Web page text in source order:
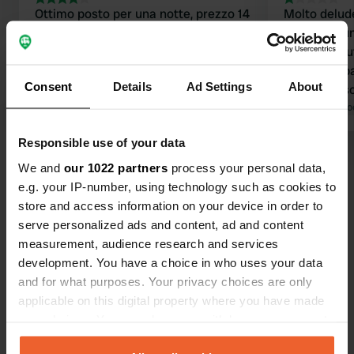
Consent Details Ad Settings About
Responsible use of your data
We and our 1022 partners process your personal data,
e.g. your IP-number, using technology such as cookies to
store and access information on your device in order to
serve personalized ads and content, ad and content
measurement, audience research and services
development. You have a choice in who uses your data
and for what purposes. Your privacy choices are only
applicable on this digital property where you have made
any time from the Cookie Declaration or by clicking on
Ottimo posto per una notte, prezzo 14
rumorosa, ma lo si sa già
parcheggiando lì; di notte è
Tradotto da Google
Molto
comprare
cinque
avviso sul
un
niente di
Tradotto da
Visualizza tutte le 64 recensioni
Sei stato qui?